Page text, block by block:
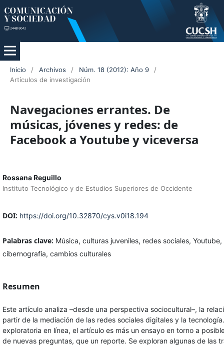
Inicio / Archivos / Núm. 18 (2012): Año 9
/
Artículos de investigación
Navegaciones errantes. De
músicas, jóvenes y redes: de
Facebook a Youtube y viceversa
Rossana Reguillo
Instituto Tecnológico y de Estudios Superiores de Occidente
DOI: https://doi.org/10.32870/cys.v0i18.194
Palabras clave: Música, culturas juveniles, redes sociales,
cibernografía, cambios culturales
Resumen
Este artículo analiza –desde una perspectiva sociocultural–, la
partir de la mediación de las redes sociales digitales y la
exploratoria en línea, el artículo es más un ensayo en torno a
de nuevas preguntas, que un reporte. Se exploran algunas de las